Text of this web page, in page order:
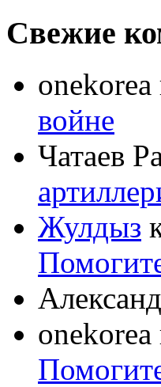
Свежие
onekorea
войне
Чатаев
Жулдыз
onekorea